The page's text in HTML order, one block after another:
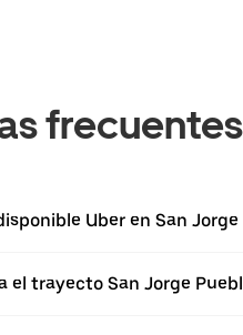
frecuentes
Uber en San Jorge
el trayecto San Jorge